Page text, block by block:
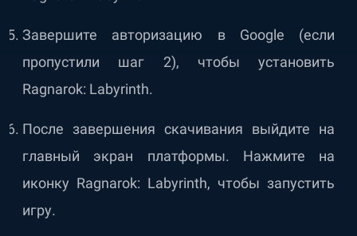
Завершите авторизацию в Google (если
пропустили шаг 2), чтобы установить
Ragnarok: Labyrinth.
После завершения скачивания выйдите на
главный экран платформы. Нажмите на
иконку Ragnarok: Labyrinth, чтобы запустить
игру.